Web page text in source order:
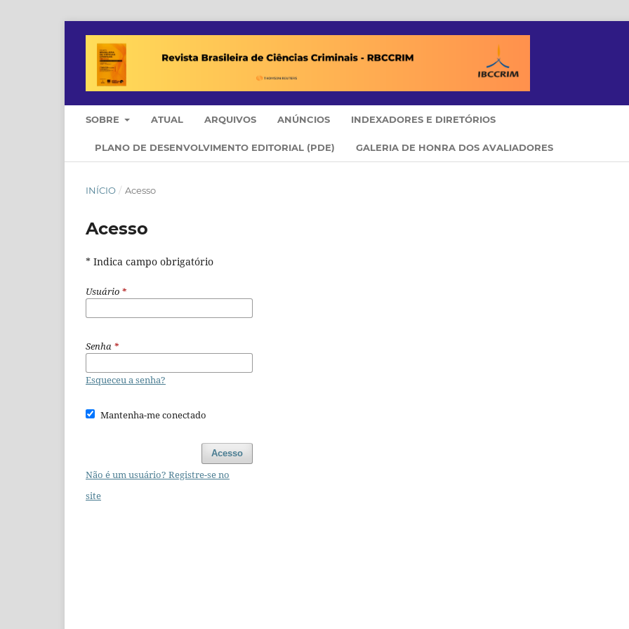
SOBRE ATUAL ARQUIVOS ANÚNCIOS INDEXADORES E DIRETÓRIOS
PLANO DE DESENVOLVIMENTO EDITORIAL (PDE) GALERIA DE HONRA DOS AVALIADORES
INÍCIO / Acesso
Acesso
* Indica campo obrigatório
Usuário *
Senha *
Esqueceu a senha?
Mantenha-me conectado
Acesso
Não é um usuário? Registre-se no
site